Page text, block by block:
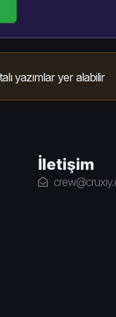
yazımlar yer alabilir
İletişim